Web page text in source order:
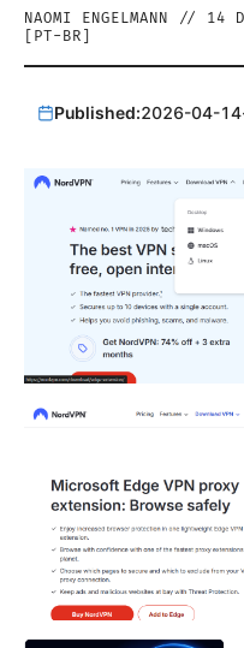
NAOMI ENGELMANN // 14
PT-BR
Published:2026-04-14